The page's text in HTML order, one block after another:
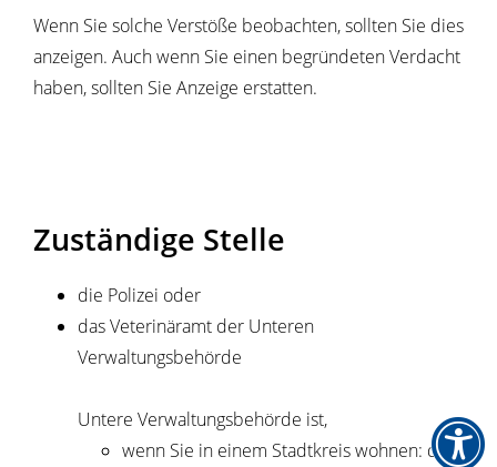
Wenn Sie solche Verstöße beobachten, sollten Sie dies
anzeigen. Auch wenn Sie einen begründeten Verdacht
haben, sollten Sie Anzeige erstatten.
Zuständige Stelle
die Polizei oder
das Veterinäramt der Unteren
Verwaltungsbehörde
Untere Verwaltungsbehörde ist,
wenn Sie in einem Stadtkreis wohnen: die